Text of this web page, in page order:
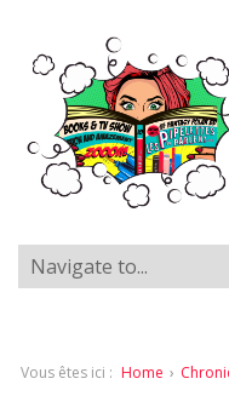
Vous êtes ici : Home ›